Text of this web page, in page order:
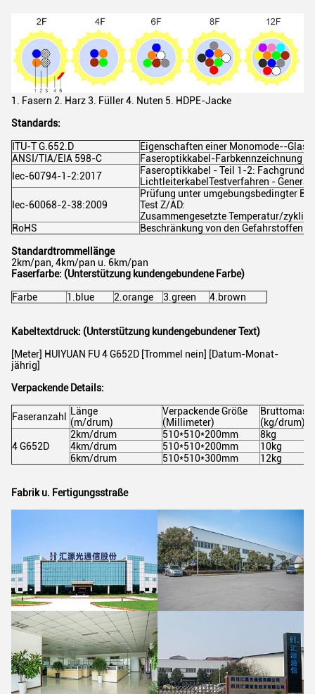
1. Fasern 2. Harz 3. Füller 4. Nuten 5. HDPE-Jacke
Standards:
ITU-T G.652.D
Eigenschaften einer Monomode--
ANSI/TIA/EIA 598-C
Faseroptikkabel-Farbkennzeichnung
Iec-60794-1-2:2017
Faseroptikkabel - Teil 1-2:
LichtleiterkabelTestverfahren -
Iec-60068-2-38:2009
Prüfung unter umgebungsbedingter
Test Z/AD:
Zusammengesetzte Temperatur/
RoHS
Beschränkung von den Gefahrstoffen -
Standardtrommellänge
2km/pan, 4km/pan u. 6km/pan
Faserfarbe: (Unterstützung kundengebundene Farbe)
Farbe 1.blue 2.orange 3.green 4.brown
Kabeltextdruck: (Unterstützung kundengebundener Text)
[Meter] HUIYUAN FU 4 G652D [Trommel nein] [Datum-Monat-
jährig]
Verpackende Details:
Faseranzahl
Länge
(m/drum)
Verpackende Größe
(Millimeter)
(kg/drum)
4 G652D
2km/drum 510*510*200mm
8kg
4km/drum
510*510*200mm
10kg
6km/drum
510*510*300mm 12kg
Fabrik u. Fertigungsstraße